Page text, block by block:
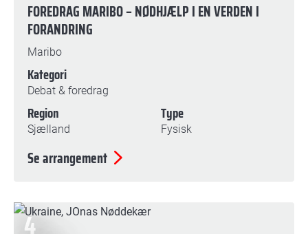
FOREDRAG MARIBO – NØDHJÆLP I EN VERDEN I
FORANDRING
Maribo
Kategori
Debat & foredrag
Region
Sjælland
Type
Fysisk
Se arrangement
4